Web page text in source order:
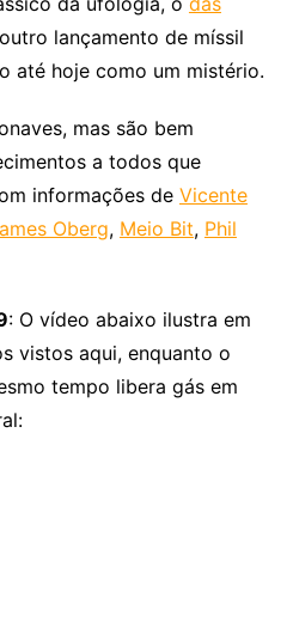
lançamento de míssil
até hoje como um mistério.
mas são bem
a todos que
informações de Vicente
Oberg, Meio Bit, Phil
: O vídeo abaixo ilustra em
vistos aqui, enquanto o
tempo libera gás em